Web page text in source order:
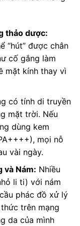
thảo dược:
“hút” được chân
cố gắng làm
mặt kính thay vì
có tính di truyền
mặt trời. Nếu
dùng kem
mọi nỗ
vài ngày.
và Nám: Nhiều
li ti) với nám
phác đồ xử lý
trên mạng
da của mình